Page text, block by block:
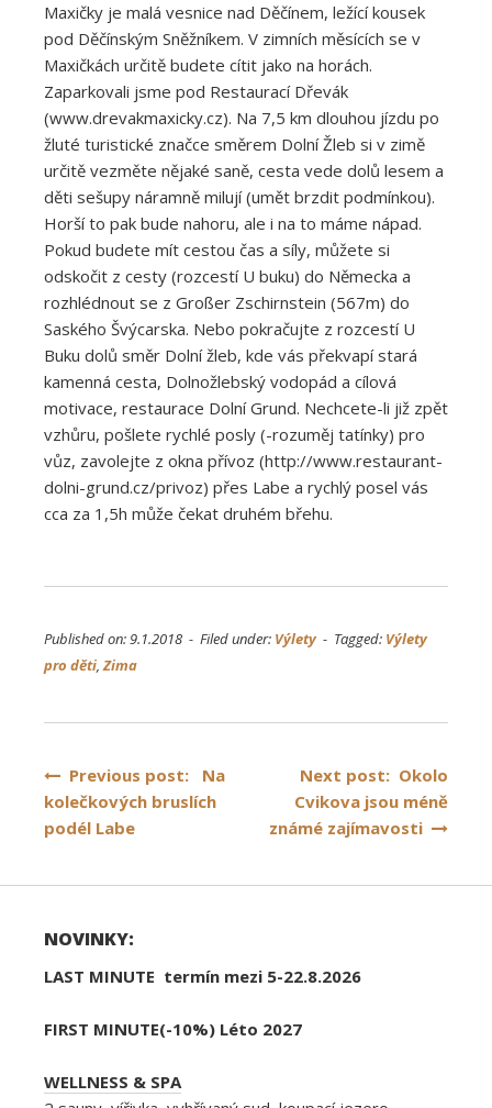
Maxičky je malá vesnice nad Děčínem, ležící kousek
pod Děčínským Sněžníkem. V zimních měsících se v
Maxičkách určitě budete cítit jako na horách.
Zaparkovali jsme pod Restaurací Dřevák
(www.drevakmaxicky.cz). Na 7,5 km dlouhou jízdu po
žluté turistické značce směrem Dolní Žleb si v zimě
určitě vezměte nějaké saně, cesta vede dolů lesem a
děti sešupy náramně milují (umět brzdit podmínkou).
Horší to pak bude nahoru, ale i na to máme nápad.
Pokud budete mít cestou čas a síly, můžete si
odskočit z cesty (rozcestí U buku) do Německa a
rozhlédnout se z Großer Zschirnstein (567m) do
Saského Švýcarska. Nebo pokračujte z rozcestí U
Buku dolů směr Dolní žleb, kde vás překvapí stará
kamenná cesta, Dolnožlebský vodopád a cílová
motivace, restaurace Dolní Grund. Nechcete-li již zpět
vzhůru, pošlete rychlé posly (-rozuměj tatínky) pro
vůz, zavolejte z okna přívoz (http://www.restaurant-
dolni-grund.cz/privoz) přes Labe a rychlý posel vás
cca za 1,5h může čekat druhém břehu.
Published on: 9.1.2018 - Filed under: Výlety- Tagged: Výlety
pro děti,Zima
Navigace
pro
Previous post: Na
kolečkových bruslích
podél Labe
Next post: Okolo
Cvikova jsou méně
známé zajímavosti
NOVINKY:
LAST MINUTE termín mezi 5-22.8.2026
FIRST MINUTE(-10%) Léto 2027
WELLNESS & SPA